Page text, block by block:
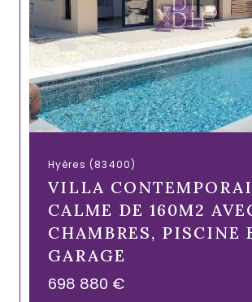
Hyères (83400)
VILLA
CALME DE 160M2
CHAMBRES, PISCINE
GARAGE
698 880 €